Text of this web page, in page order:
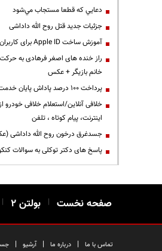
دعايي كه قطعا مستجاب مي‌شود
جزئیات جدید قتل روح الله داداشی
آموزش ساخت Apple ID برای کاربران ایرانی
راز خنده های اصغر فرهادی به
خانم بازیگر + عکس
پرداخت ۱۰۰ درصد پاداش پایان خدمت فرهنگیان
خلافی آنلاین/استعلام خلافی خودرو
اینترنت، پیام کوتاه ، تلفن
جسدغرق درخون روح الله داداشی
پاسخ های دکتر توکلی به سوالات
صفحه نخست | بولتن ۲ |
تماس با ما | درباره ما | آرشیو |